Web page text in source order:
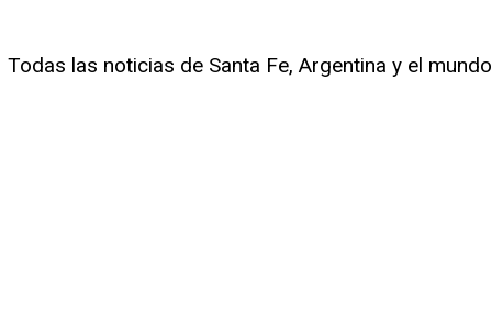
Todas las noticias de Santa Fe, Argentina y el mundo